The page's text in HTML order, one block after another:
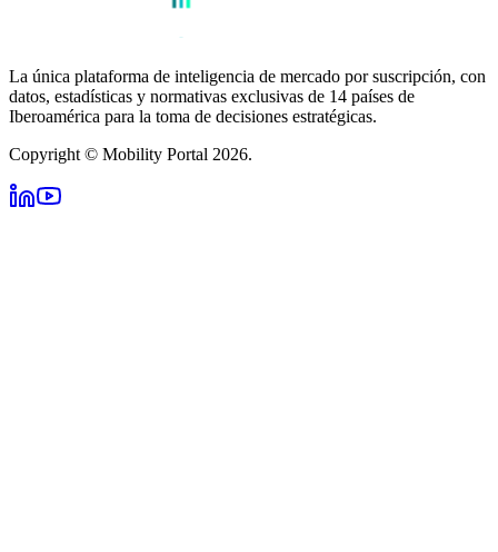
La única plataforma de inteligencia de mercado por suscripción, con
datos, estadísticas y normativas exclusivas de 14 países de
Iberoamérica para la toma de decisiones estratégicas.
Copyright © Mobility Portal 2026.